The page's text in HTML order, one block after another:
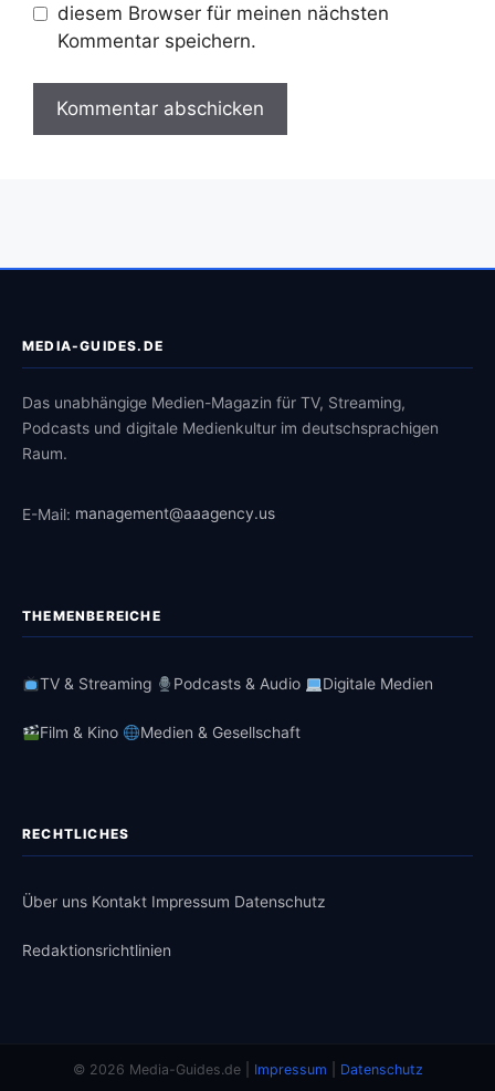
diesem Browser für meinen nächsten
Kommentar speichern.
MEDIA-GUIDES.DE
Das unabhängige Medien-Magazin für TV, Streaming,
Podcasts und digitale Medienkultur im deutschsprachigen
Raum.
E-Mail: management@aaagency.us
THEMENBEREICHE
TV & Streaming Podcasts & Audio Digitale Medien
Film & Kino Medien & Gesellschaft
RECHTLICHES
Über uns Kontakt Impressum Datenschutz
Redaktionsrichtlinien
© 2026 Media-Guides.de | Impressum Datenschutz